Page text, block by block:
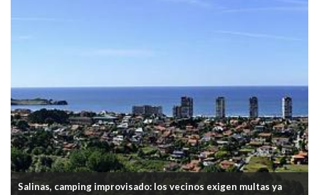
Salinas, camping improvisado: los vecinos exigen multas ya